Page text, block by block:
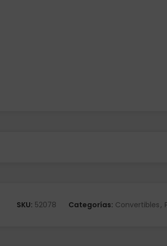
SKU: 52078 Categorías: Convertibles,